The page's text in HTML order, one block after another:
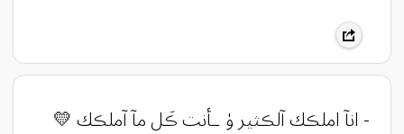
- انآ املڪك آلڪثير ۈ ـأنت ڪَل مآ آملڪك 💛